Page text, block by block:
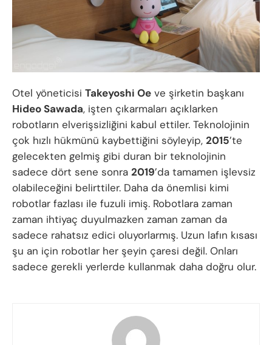
Otel yöneticisi Takeyoshi Oe ve şirketin başkanı
Hideo Sawada, işten çıkarmaları açıklarken
robotların elverişsizliğini kabul ettiler. Teknolojinin
çok hızlı hükmünü kaybettiğini söyleyip, 2015’te
gelecekten gelmiş gibi duran bir teknolojinin
sadece dört sene sonra 2019’da tamamen işlevsiz
olabileceğini belirttiler. Daha da önemlisi kimi
robotlar fazlası ile fuzuli imiş. Robotlara zaman
zaman ihtiyaç duyulmazken zaman zaman da
sadece rahatsız edici oluyorlarmış. Uzun lafın kısası
şu an için robotlar her şeyin çaresi değil. Onları
sadece gerekli yerlerde kullanmak daha doğru olur.